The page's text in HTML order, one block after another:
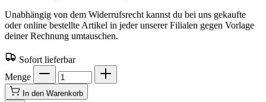
Unabhängig von dem Widerrufsrecht kannst du bei uns gekaufte
oder online bestellte Artikel in jeder unserer Filialen gegen Vorlage
deiner Rechnung umtauschen.
Sofort lieferbar
Menge
In den Warenkorb